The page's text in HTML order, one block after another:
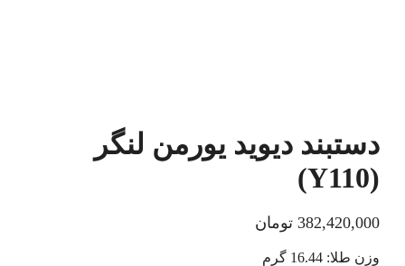
دستبند دیوید یورمن لنگر
(Y110)
382,420,000 تومان
وزن طلا: 16.44 گرم